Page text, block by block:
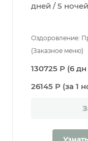
дней / 5 ночей
Оздоровление:
(Заказное меню)
130725 Р (6
26145 Р (за 1